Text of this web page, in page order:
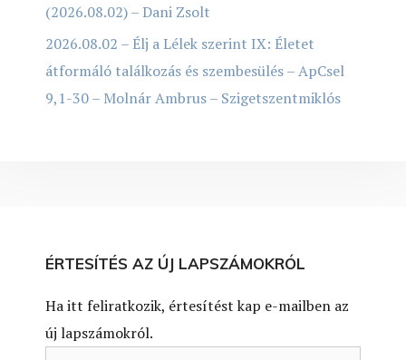
(2026.08.02) – Dani Zsolt
2026.08.02 – Élj a Lélek szerint IX: Életet
átformáló találkozás és szembesülés – ApCsel
9,1-30 – Molnár Ambrus – Szigetszentmiklós
ÉRTESÍTÉS AZ ÚJ LAPSZÁMOKRÓL
Ha itt feliratkozik, értesítést kap e-mailben az
új lapszámokról.